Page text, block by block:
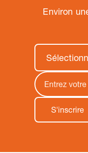
Environ